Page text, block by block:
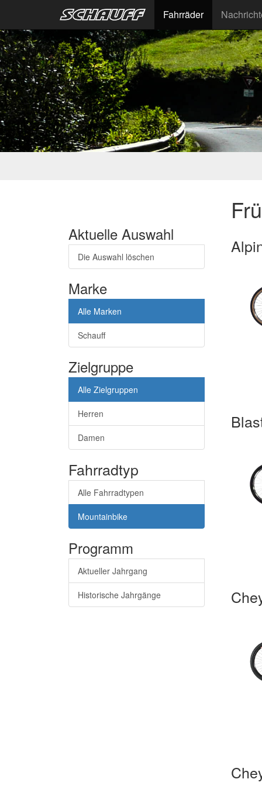
Fahrräder
Aktuelle Auswahl
Die Auswahl löschen
Marke
Alle Marken
Schauff
Zielgruppe
Alle Zielgruppen
Herren
Damen
Fahrradtyp
Alle Fahrradtypen
Mountainbike
Programm
Aktueller Jahrgang
Historische Jahrgänge